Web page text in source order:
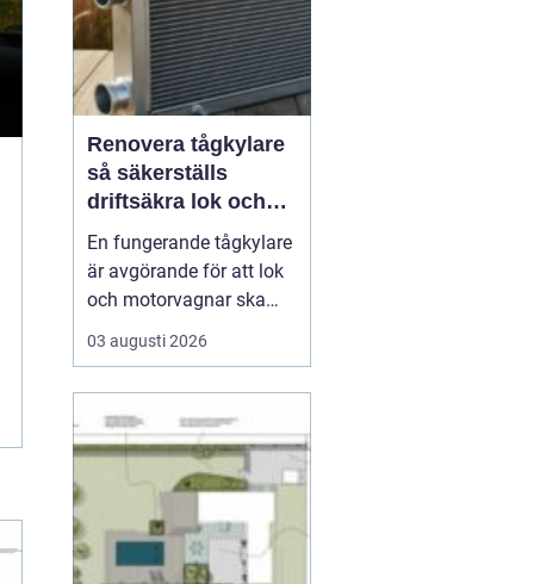
Renovera tågkylare
så säkerställs
driftsäkra lok och
tågsystem
En fungerande tågkylare
är avgörande för att lok
och motorvagnar ska
kunna leverera pålitlig
drift dag efter dag. När
riskerar man inte bara
kostsamma stillestånd,
utan också skador på
motor, transmission och
andra kritiska kompon...
03 augusti 2026